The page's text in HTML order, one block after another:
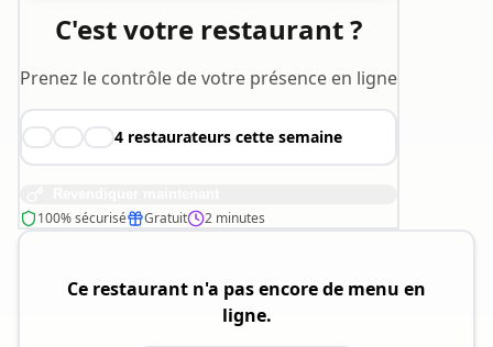
C'est votre restaurant ?
Prenez le contrôle de votre présence en ligne
👨‍🍳 👩‍🍳 🧑‍🍳4 restaurateurs cette semaine
100% sécurisé Gratuit 2 minutes
Ce restaurant n'a pas encore de menu en
ligne.